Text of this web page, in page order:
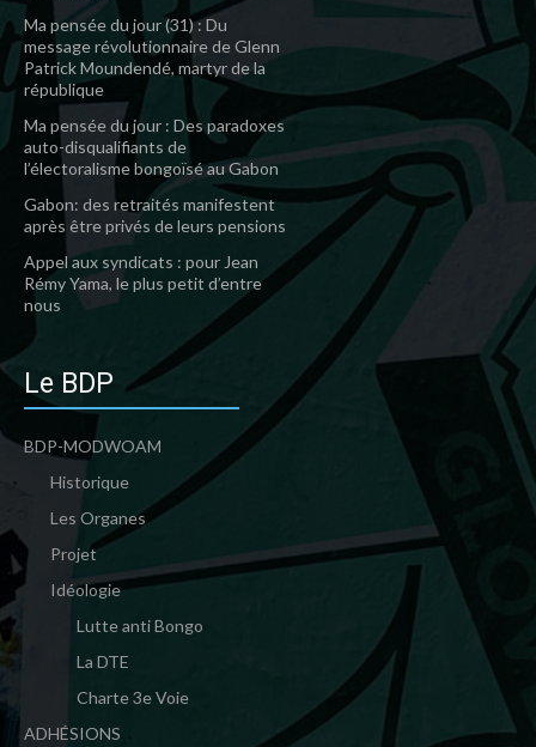
Ma pensée du jour (31) : Du
message révolutionnaire de Glenn
Patrick Moundendé, martyr de la
république
Ma pensée du jour : Des paradoxes
auto-disqualifiants de
l’électoralisme bongoïsé au Gabon
Gabon: des retraités manifestent
après être privés de leurs pensions
Appel aux syndicats : pour Jean
Rémy Yama, le plus petit d’entre
nous
Le BDP
BDP-MODWOAM
Historique
Les Organes
Projet
Idéologie
Lutte anti Bongo
La DTE
Charte 3e Voie
ADHÉSIONS